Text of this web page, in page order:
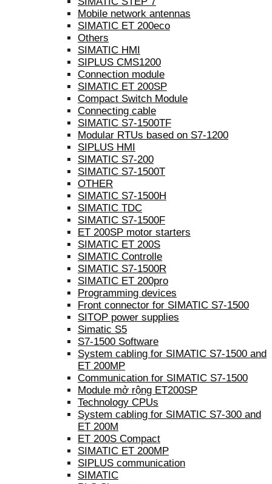
Mobile network antennas
SIMATIC ET 200eco
Others
SIMATIC HMI
SIPLUS CMS1200
Connection module
SIMATIC ET 200SP
Compact Switch Module
Connecting cable
SIMATIC S7-1500TF
Modular RTUs based on S7-1200
SIPLUS HMI
SIMATIC S7-200
SIMATIC S7-1500T
OTHER
SIMATIC S7-1500H
SIMATIC TDC
SIMATIC S7-1500F
ET 200SP motor starters
SIMATIC ET 200S
SIMATIC Controlle
SIMATIC S7-1500R
SIMATIC ET 200pro
Programming devices
Front connector for SIMATIC S7-1500
SITOP power supplies
Simatic S5
S7-1500 Software
System cabling for SIMATIC S7-1500 and
ET 200MP
Communication for SIMATIC S7-1500
Module mở rộng ET200SP
Technology CPUs
System cabling for SIMATIC S7-300 and
ET 200M
ET 200S Compact
SIMATIC ET 200MP
SIPLUS communication
SIMATIC